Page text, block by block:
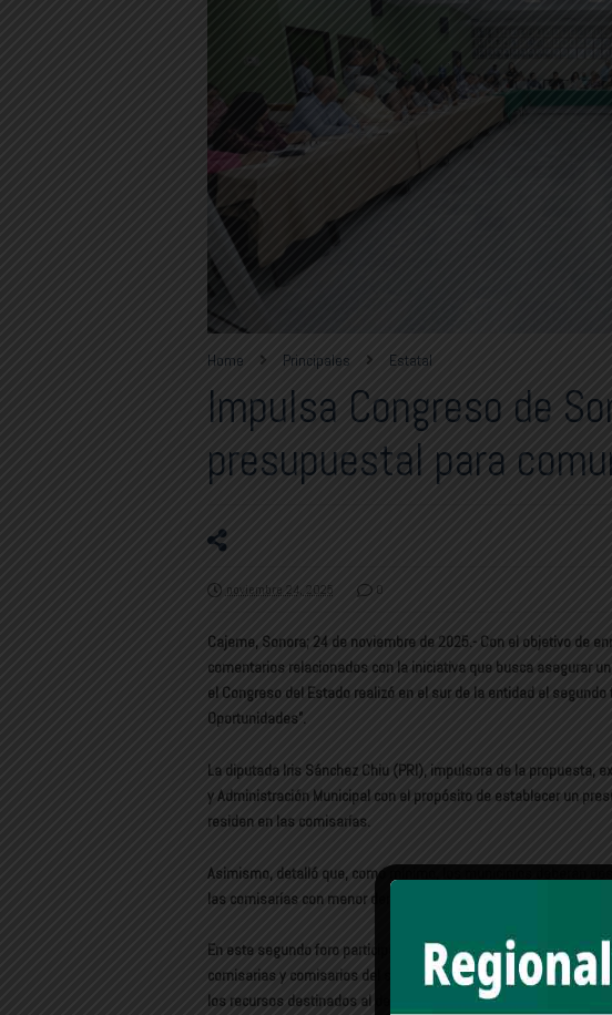
Home Principales Estatal
Impulsa Congreso de
presupuestal para
noviembre 24, 2025 0
Cajeme, Sonora; 24 de noviembre de 2025.- Con el objetivo de
comentarios relacionados con la iniciativa que busca asegurar
el Congreso del Estado realizó en el sur de la entidad el
Oportunidades”.
La diputada Iris Sánchez Chiu (PRI), impulsora de la propuesta,
y Administración Municipal con el propósito de establecer un
residen en las comisarías.
Asimismo, detalló que, como mínimo, los municipios deberán
las comisarías con menor densidad poblacional, con el fin de
En este segundo foro participaron representantes de
comisarias y comisarios del sur del estado, quienes
los recursos destinados al desarrollo urbano de las comisarías,